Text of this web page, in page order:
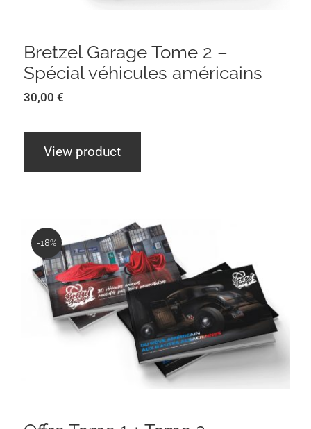
Bretzel Garage Tome 2 –
Spécial véhicules américains
30,00€
View product
-18%
Offre Tome 1 + Tome 2